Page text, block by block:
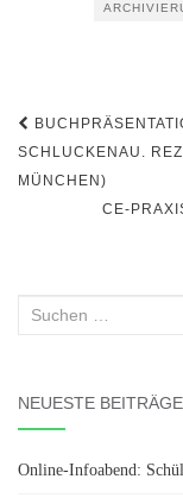
SCHLUCKENAU.
MÜNCHEN)
CE-
Suchen
NEUESTE BEITRÄGE
Online-Infoabend: